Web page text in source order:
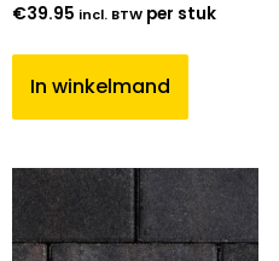
€39.95 incl. BTW per stuk
In winkelmand